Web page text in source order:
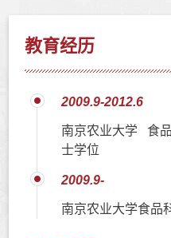
教育经历
2009.9-2012.6
南京农业大学 食
士学位
2009.9-
南京农业大学食品